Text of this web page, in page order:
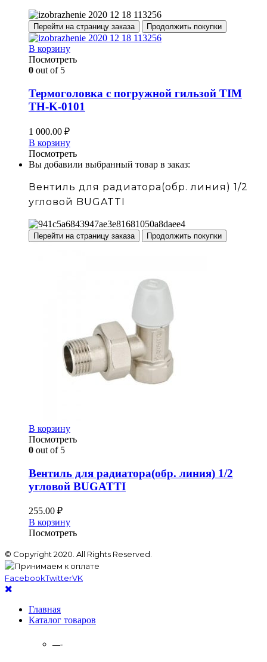
Перейти на страницу заказа Продолжить покупки
В корзину
Посмотреть
0 out of 5
Термоголовка с погружной гильзой TIM
TH-K-0101
1 000.00 ₽
В корзину
Посмотреть
Вы добавили выбранный товар в заказ:
Вентиль для радиатора(обр. линия) 1/2
угловой BUGATTI
Перейти на страницу заказа Продолжить покупки
В корзину
Посмотреть
0 out of 5
Вентиль для радиатора(обр. линия) 1/2
угловой BUGATTI
255.00 ₽
В корзину
Посмотреть
© Copyright 2020. All Rights Reserved.
FacebookTwitterVK
Главная
Каталог товаров
—-